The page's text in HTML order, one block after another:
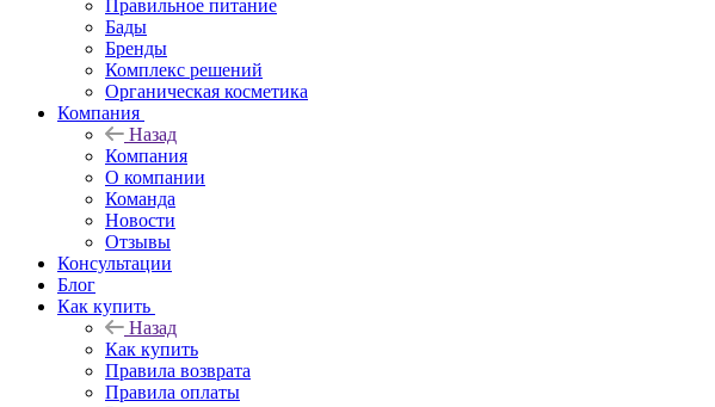
Правильное питание
Бады
Бренды
Комплекс решений
Органическая косметика
Компания
Назад
Компания
О компании
Команда
Новости
Отзывы
Консультации
Блог
Как купить
Назад
Как купить
Правила возврата
Правила оплаты